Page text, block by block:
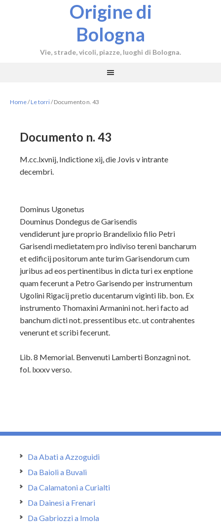
Origine di
Bologna
Vie, strade, vicoli, piazze, luoghi di Bologna.
Home/Le torri/Documento n. 43
Documento n. 43
M.cc.lxvnij, Indictione xij, die Jovis v intrante
decembri.
Dominus Ugonetus
Douminus Dondegus de Garisendis
vendiderunt jure proprio Brandelixio filio Petri
Garisendi medietatem pro indiviso tereni bancharum
et edificij positorum ante turim Garisendorum cum
juribus ad eos pertinentibus in dicta turi ex enptione
quam fecerunt a Petro Garisendo per instrumentum
Ugolini Rigacij pretio ducentarum viginti lib. bon. Ex
instrumento Thomaxini Armanini not. heri facto ad
banchum dicti not. pressentibus etc. ut contrahentes
venerunt et scribi fecerunt.
Lib. 8 Memorial. Benvenuti Lamberti Bonzagni not.
fol. lxxxv verso.
Da Abati a Azzoguidi
Da Baioli a Buvali
Da Calamatoni a Curialti
Da Dainesi a Frenari
Da Gabriozzi a Imola